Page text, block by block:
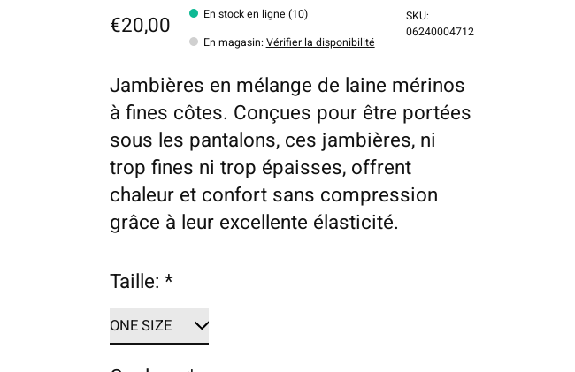
€20,00
En stock en ligne (10)
En magasin: Vérifier la disponibilité
SKU:
06240004712
Jambières en mélange de laine mérinos
à fines côtes. Conçues pour être portées
sous les pantalons, ces jambières, ni
trop fines ni trop épaisses, offrent
chaleur et confort sans compression
grâce à leur excellente élasticité.
Taille:*